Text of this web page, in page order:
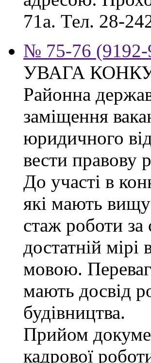
71а. Тел. 28-
№ 75-76 (9192-
УВАГА
Районна
заміщення
юридичного
вести правову
До участі в
які мають вищу
стаж роботи за
достатній
мовою.
мають досвід
будівництва.
Прийом
кадрової